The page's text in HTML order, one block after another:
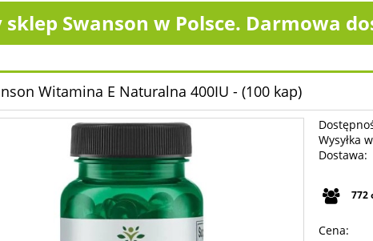
Swanson w Polsce. Darmowa
Witamina E Naturalna 400IU - (100 kap)
Wysyłka
Dostawa:
Cena
płatności
772
Cena: